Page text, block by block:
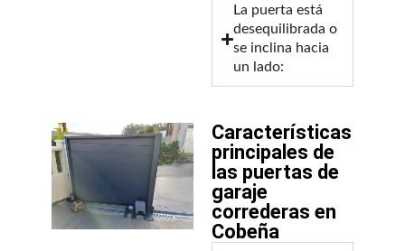
La puerta está
desequilibrada o
se inclina hacia
un lado:
Características
principales de
las puertas de
garaje
correderas en
Cobeña